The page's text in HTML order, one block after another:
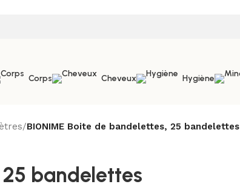
Corps Cheveux Hygiène
/BIONIME Boite de bandelettes, 25 bandelettes
bandelettes